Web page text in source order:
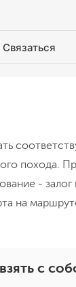
Связаться
похода.
-
на
с